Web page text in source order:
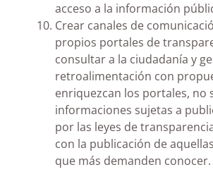
acceso a la información
Crear canales de
propios portales de
consultar a la ciudadanía y
retroalimentación con
enriquezcan los portales, no
informaciones sujetas a
por las leyes de
con la publicación de
que más demanden conocer.